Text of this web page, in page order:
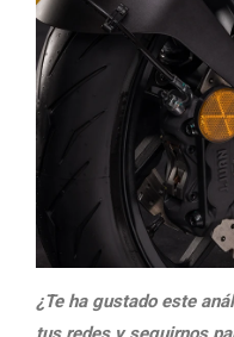
¿Te ha gustado este